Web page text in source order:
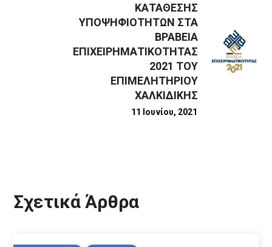
ΚΑΤΑΘΕΣΗΣ
ΥΠΟΨΗΦΙΟΤΗΤΩΝ ΣΤΑ
ΒΡΑΒΕΙΑ
ΕΠΙΧΕΙΡΗΜΑΤΙΚΟΤΗΤΑΣ
2021 ΤΟΥ
ΕΠΙΜΕΛΗΤΗΡΙΟΥ
ΧΑΛΚΙΔΙΚΗΣ
11 Ιουνίου, 2021
Σχετικά Άρθρα